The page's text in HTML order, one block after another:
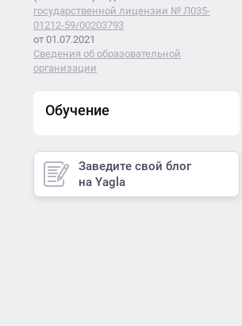
государственной лицензии № Л035-
01212-59/00203793
от 01.07.2021
Сведения об образовательной
организации
Обучение
Заведите свой блог
на Yagla